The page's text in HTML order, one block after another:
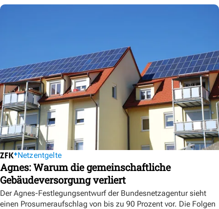
Netzentgelte
Agnes: Warum die gemeinschaftliche
Gebäudeversorgung verliert
Der Agnes-Festlegungsentwurf der Bundesnetzagentur sieht
einen Prosumeraufschlag von bis zu 90 Prozent vor. Die Folgen